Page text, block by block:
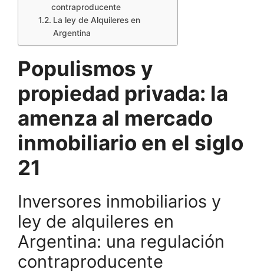
contraproducente
La ley de Alquileres en
Argentina
Populismos y
propiedad privada: la
amenza al mercado
inmobiliario en el siglo
21
Inversores inmobiliarios y
ley de alquileres en
Argentina: una regulación
contraproducente